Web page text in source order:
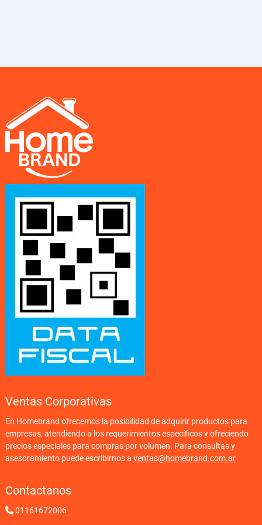
Ventas Corporativas
En Homebrand ofrecemos la posibilidad de adquirir productos para
empresas, atendiendo a los requerimientos específicos y ofreciendo
precios especiales para compras por volumen. Para consultas y
asesoramiento puede escribirnos a ventas@homebrand.com.ar
Contactanos
01161672006